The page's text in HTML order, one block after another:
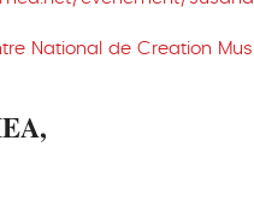
National de Creation